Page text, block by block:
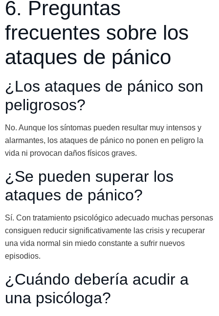
6. Preguntas
frecuentes sobre los
ataques de pánico
¿Los ataques de pánico son
peligrosos?
No. Aunque los síntomas pueden resultar muy intensos y
alarmantes, los ataques de pánico no ponen en peligro la
vida ni provocan daños físicos graves.
¿Se pueden superar los
ataques de pánico?
Sí. Con tratamiento psicológico adecuado muchas personas
consiguen reducir significativamente las crisis y recuperar
una vida normal sin miedo constante a sufrir nuevos
episodios.
¿Cuándo debería acudir a
una psicóloga?